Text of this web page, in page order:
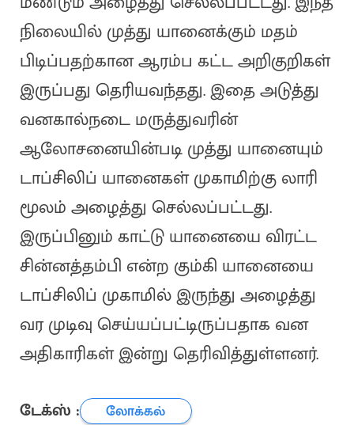
நிலையில் முத்து யானைக்கும் மதம்
பிடிப்பதற்கான ஆரம்ப கட்ட அறிகுறிகள்
இருப்பது தெரியவந்தது. இதை அடுத்து
வனகால்நடை மருத்துவரின்
ஆலோசனையின்படி முத்து யானையும்
டாப்சிலிப் யானைகள் முகாமிற்கு லாரி
மூலம் அழைத்து செல்லப்பட்டது.
இருப்பினும் காட்டு யானையை விரட்ட
சின்னத்தம்பி என்ற கும்கி யானையை
டாப்சிலிப் முகாமில் இருந்து அழைத்து
வர முடிவு செய்யப்பட்டிருப்பதாக வன
அதிகாரிகள் இன்று தெரிவித்துள்ளனர்.
டேக்ஸ் :
லோக்கல்